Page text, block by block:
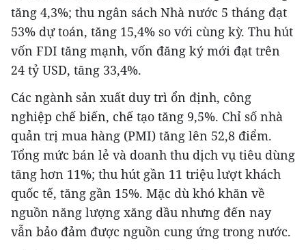
tăng 4,3%; thu ngân sách Nhà nước 5 tháng đạt
53% dự toán, tăng 15,4% so với cùng kỳ. Thu hút
vốn FDI tăng mạnh, vốn đăng ký mới đạt trên
24 tỷ USD, tăng 33,4%.
Các ngành sản xuất duy trì ổn định, công
nghiệp chế biến, chế tạo tăng 9,5%. Chỉ số nhà
quản trị mua hàng (PMI) tăng lên 52,8 điểm.
Tổng mức bán lẻ và doanh thu dịch vụ tiêu dùng
tăng hơn 11%; thu hút gần 11 triệu lượt khách
quốc tế, tăng gần 15%. Mặc dù khó khăn về
nguồn năng lượng xăng dầu nhưng đến nay
vẫn bảo đảm được nguồn cung ứng trong nước.